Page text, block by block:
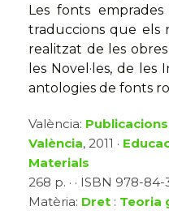
Les fonts
traduccions que els
realitzat de les
les Novel·les, de
antologies de fonts
València:
València, 2011 ·
Materials
268 p. · · ISBN 978-84-
Matèria: Dret : Teoria